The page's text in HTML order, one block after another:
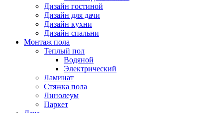
Дизайн гостиной
Дизайн для дачи
Дизайн кухни
Дизайн спальни
Монтаж пола
Теплый пол
Водяной
Электрический
Ламинат
Стяжка пола
Линолеум
Паркет